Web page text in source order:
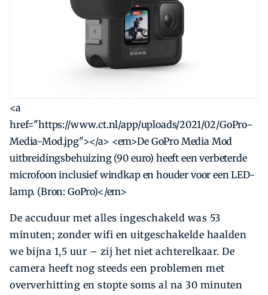
<a
href="https://www.ct.nl/app/uploads/2021/02/GoPro-
Media-Mod.jpg"></a> <em>De GoPro Media Mod
uitbreidingsbehuizing (90 euro) heeft een verbeterde
microfoon inclusief windkap en houder voor een LED-
lamp. (Bron: GoPro)</em>
De accuduur met alles ingeschakeld was 53
minuten; zonder wifi en uitgeschakelde haalden
we bijna 1,5 uur – zij het niet achterelkaar. De
camera heeft nog steeds een problemen met
oververhitting en stopte soms al na 30 minuten